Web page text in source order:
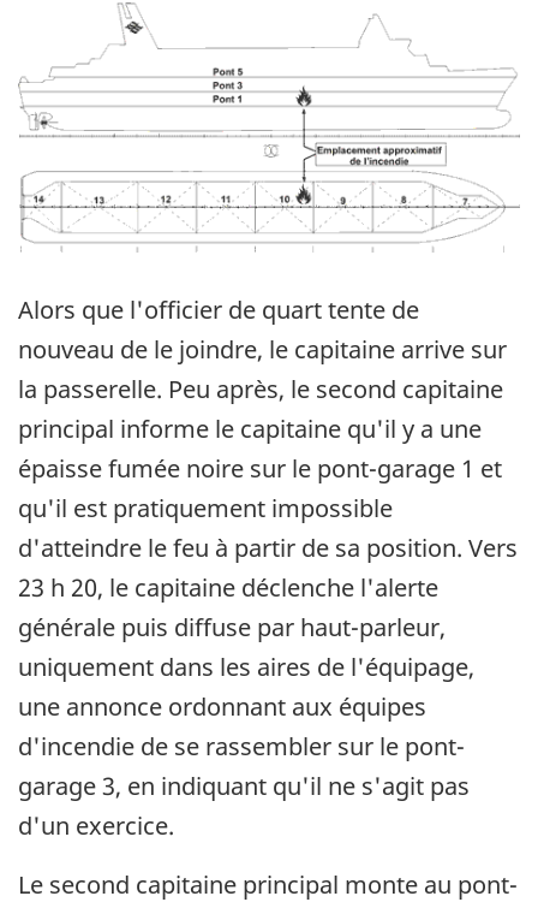
Alors que l'officier de quart tente de
nouveau de le joindre, le capitaine arrive sur
la passerelle. Peu après, le second capitaine
principal informe le capitaine qu'il y a une
épaisse fumée noire sur le pont-garage 1 et
qu'il est pratiquement impossible
d'atteindre le feu à partir de sa position. Vers
23 h 20, le capitaine déclenche l'alerte
générale puis diffuse par haut-parleur,
uniquement dans les aires de l'équipage,
une annonce ordonnant aux équipes
d'incendie de se rassembler sur le pont-
garage 3, en indiquant qu'il ne s'agit pas
d'un exercice.
Le second capitaine principal monte au pont-